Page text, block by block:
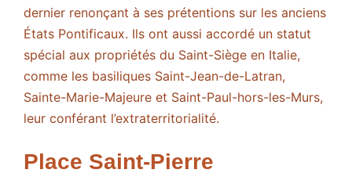
dernier renonçant à ses prétentions sur les anciens
États Pontificaux. Ils ont aussi accordé un statut
spécial aux propriétés du Saint-Siège en Italie,
comme les basiliques Saint-Jean-de-Latran,
Sainte-Marie-Majeure et Saint-Paul-hors-les-Murs,
leur conférant l’extraterritorialité.
Place Saint-Pierre